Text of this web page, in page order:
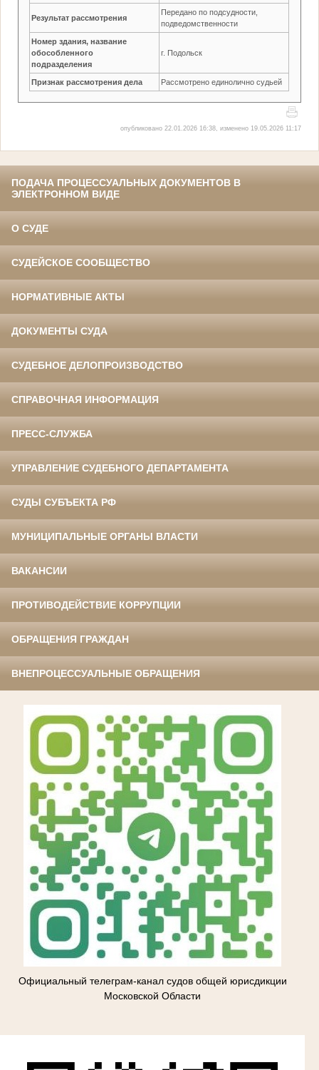
Результат рассмотрения
Передано по подсудности,
подведомственности
Номер здания, название
обособленного
подразделения
г. Подольск
Признак рассмотрения дела Рассмотрено единолично судьей
опубликовано 22.01.2026 16:38, изменено 19.05.2026 11:17
ПОДАЧА ПРОЦЕССУАЛЬНЫХ ДОКУМЕНТОВ В
ЭЛЕКТРОННОМ ВИДЕ
О СУДЕ
СУДЕЙСКОЕ СООБЩЕСТВО
НОРМАТИВНЫЕ АКТЫ
ДОКУМЕНТЫ СУДА
СУДЕБНОЕ ДЕЛОПРОИЗВОДСТВО
СПРАВОЧНАЯ ИНФОРМАЦИЯ
ПРЕСС-СЛУЖБА
УПРАВЛЕНИЕ СУДЕБНОГО ДЕПАРТАМЕНТА
СУДЫ СУБЪЕКТА РФ
МУНИЦИПАЛЬНЫЕ ОРГАНЫ ВЛАСТИ
ВАКАНСИИ
ПРОТИВОДЕЙСТВИЕ КОРРУПЦИИ
ОБРАЩЕНИЯ ГРАЖДАН
ВНЕПРОЦЕССУАЛЬНЫЕ ОБРАЩЕНИЯ
Официальный телеграм-канал судов общей юрисдикции
Московской Области